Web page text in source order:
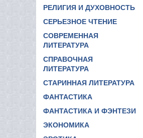
РЕЛИГИЯ И ДУХОВНОСТЬ
СЕРЬЕЗНОЕ ЧТЕНИЕ
СОВРЕМЕННАЯ
ЛИТЕРАТУРА
СПРАВОЧНАЯ
ЛИТЕРАТУРА
СТАРИННАЯ ЛИТЕРАТУРА
ФАНТАСТИКА
ФАНТАСТИКА И ФЭНТЕЗИ
ЭКОНОМИКА